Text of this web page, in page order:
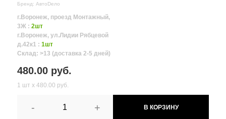
Бренд: АвтоDело
г.Воронеж, проезд Монтажный,
3Ж : 2шт
г.Воронеж, ул.Лидии Рябцевой
д.42к1 : 1шт
Склад: >13 (доставка 2-5 дней)
480.00 руб.
1 шт х 480.00 руб.
- + В КОРЗИНУ